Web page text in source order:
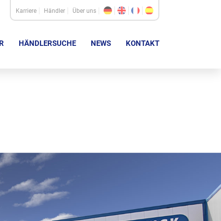
Karriere Händler Über uns
HÄNDLERSUCHE NEWS KONTAKT